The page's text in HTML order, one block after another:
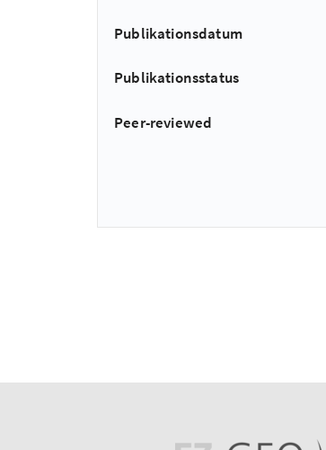
Publikationsdatum
Publikationsstatus
Peer-reviewed